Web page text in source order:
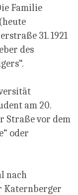
Familie
31. 1921
des
am 20.
Straße vor dem
oder
nach
Katernberger